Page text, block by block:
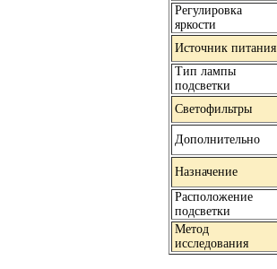
Регулировка
яркости
Источник питания
Тип лампы
подсветки
Светофильтры
Дополнительно
Назначение
Расположение
подсветки
Метод
исследования